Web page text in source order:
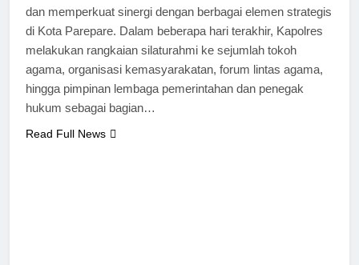
dan memperkuat sinergi dengan berbagai elemen strategis
di Kota Parepare. Dalam beberapa hari terakhir, Kapolres
melakukan rangkaian silaturahmi ke sejumlah tokoh
agama, organisasi kemasyarakatan, forum lintas agama,
hingga pimpinan lembaga pemerintahan dan penegak
hukum sebagai bagian…
Read Full News